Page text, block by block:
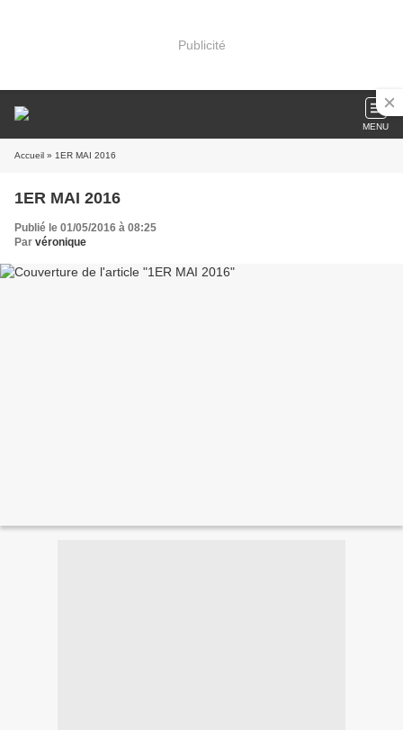
Publicité
MENU
Accueil » 1ER MAI 2016
1ER MAI 2016
Publié le 01/05/2016 à 08:25
Par véronique